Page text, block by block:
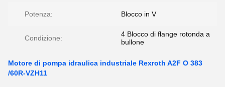
Potenza: Blocco in V
Condizione:
4 Blocco di flange rotonda a
bullone
Motore di pompa idraulica industriale Rexroth A2F O 383
/60R-VZH11